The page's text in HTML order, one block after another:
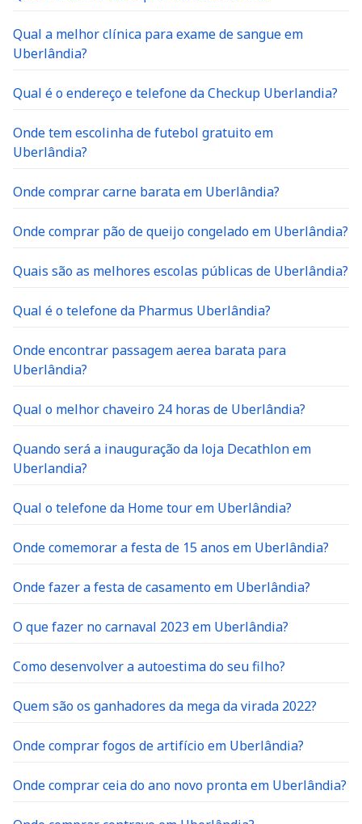
Qual a melhor clínica para exame de sangue em
Uberlândia?
Qual é o endereço e telefone da Checkup Uberlandia?
Onde tem escolinha de futebol gratuito em
Uberlândia?
Onde comprar carne barata em Uberlândia?
Onde comprar pão de queijo congelado em Uberlândia?
Quais são as melhores escolas públicas de Uberlândia?
Qual é o telefone da Pharmus Uberlândia?
Onde encontrar passagem aerea barata para
Uberlândia?
Qual o melhor chaveiro 24 horas de Uberlândia?
Quando será a inauguração da loja Decathlon em
Uberlandia?
Qual o telefone da Home tour em Uberlândia?
Onde comemorar a festa de 15 anos em Uberlândia?
Onde fazer a festa de casamento em Uberlândia?
O que fazer no carnaval 2023 em Uberlândia?
Como desenvolver a autoestima do seu filho?
Quem são os ganhadores da mega da virada 2022?
Onde comprar fogos de artifício em Uberlândia?
Onde comprar ceia do ano novo pronta em Uberlândia?